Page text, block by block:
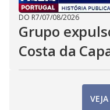
DO R7/07/08/2026
Grupo
Costa da